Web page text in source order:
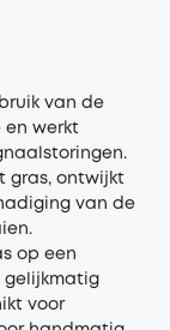
van de
en werkt
gras, ontwijkt
van de
op een
gelijkmatig
voor